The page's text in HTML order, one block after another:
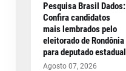
Pesquisa Brasil Dados:
Confira candidatos
mais lembrados pelo
eleitorado de Rondônia
para deputado estadual
Agosto 07, 2026